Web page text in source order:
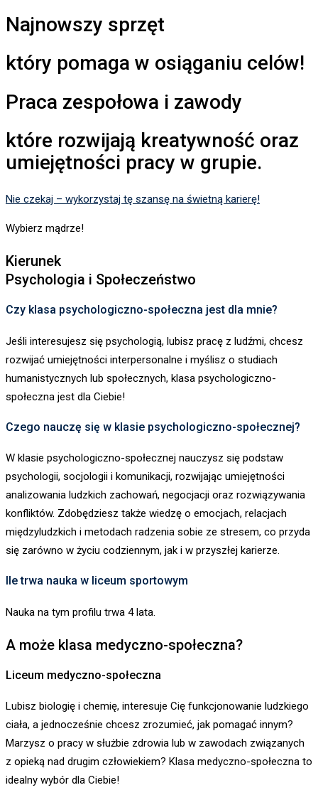
Najnowszy sprzęt
który pomaga w osiąganiu celów!
Praca zespołowa i zawody
które rozwijają kreatywność oraz
umiejętności pracy w grupie.
Nie czekaj – wykorzystaj tę szansę na świetną karierę!
Wybierz mądrze!
Kierunek
Psychologia i Społeczeństwo
Czy klasa psychologiczno-społeczna jest dla mnie?
Jeśli interesujesz się psychologią, lubisz pracę z ludźmi, chcesz
rozwijać umiejętności interpersonalne i myślisz o studiach
humanistycznych lub społecznych, klasa psychologiczno-
społeczna jest dla Ciebie!
Czego nauczę się w klasie psychologiczno-społecznej?
W klasie psychologiczno-społecznej nauczysz się podstaw
psychologii, socjologii i komunikacji, rozwijając umiejętności
analizowania ludzkich zachowań, negocjacji oraz rozwiązywania
konfliktów. Zdobędziesz także wiedzę o emocjach, relacjach
międzyludzkich i metodach radzenia sobie ze stresem, co przyda
się zarówno w życiu codziennym, jak i w przyszłej karierze.
Ile trwa nauka w liceum sportowym
Nauka na tym profilu trwa 4 lata.
A może klasa medyczno-społeczna?
Liceum medyczno-społeczna
Lubisz biologię i chemię, interesuje Cię funkcjonowanie ludzkiego
ciała, a jednocześnie chcesz zrozumieć, jak pomagać innym?
Marzysz o pracy w służbie zdrowia lub w zawodach związanych
z opieką nad drugim człowiekiem? Klasa medyczno-społeczna to
idealny wybór dla Ciebie!